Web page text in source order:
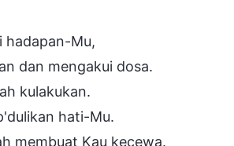
hadapan-Mu,
dan mengakui dosa.
kulakukan.
hati-Mu.
membuat Kau kecewa.